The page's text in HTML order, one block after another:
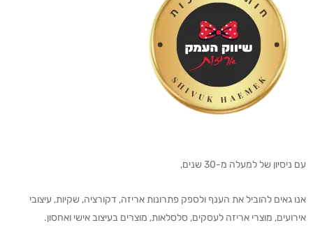
עם ניסיון של למעלה מ-30 שנים,
אנו גאים להוביל את הענף ולספק פתרונות אריזה, דקורציה, שקיות, עיצובי
אירועים, מוצרי אריזה לעסקים, סלסלאות, מוצרים בעיצוב אישי ואחסון.